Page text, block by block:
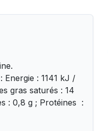
: 1141 kJ /
gras saturés : 14
: 0,8 g ; Protéines :